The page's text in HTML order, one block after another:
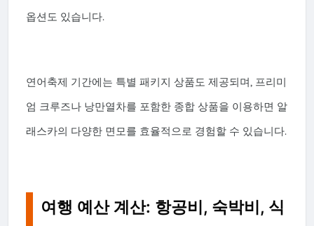
옵션도 있습니다.
연어축제 기간에는 특별 패키지 상품도 제공되며, 프리미
엄 크루즈나 낭만열차를 포함한 종합 상품을 이용하면 알
래스카의 다양한 면모를 효율적으로 경험할 수 있습니다.
여행 예산 계산: 항공비, 숙박비, 식